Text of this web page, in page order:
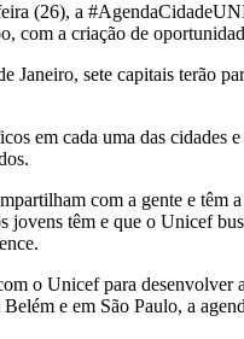
(26), a
com a criação de
sete capitais terão
cada uma das cidades
com a gente e têm
têm e que o Unicef
o Unicef para
e em São Paulo, a